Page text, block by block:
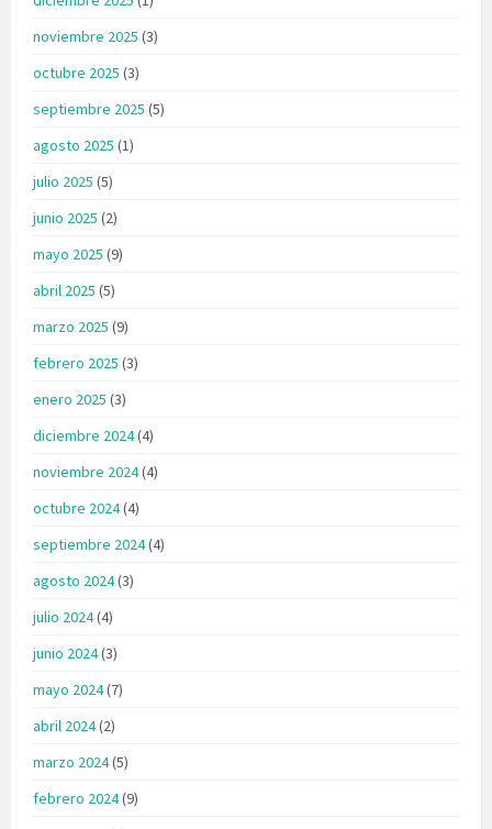
noviembre 2025 (3)
octubre 2025 (3)
septiembre 2025 (5)
agosto 2025 (1)
julio 2025 (5)
junio 2025 (2)
mayo 2025 (9)
abril 2025 (5)
marzo 2025 (9)
febrero 2025 (3)
enero 2025 (3)
diciembre 2024(4)
noviembre 2024(4)
octubre 2024(4)
septiembre 2024(4)
agosto 2024(3)
julio 2024(4)
junio 2024(3)
mayo 2024(7)
abril 2024(2)
marzo 2024(5)
febrero 2024(9)